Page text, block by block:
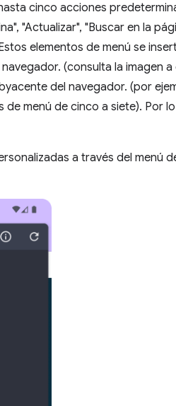
cinco acciones
"Actualizar", "Buscar en la
elementos de menú se
(consulta la imagen
del navegador. (por
menú de cinco a siete). Por
a través del menú